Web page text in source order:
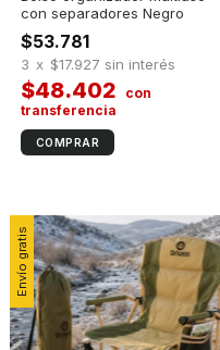
con separadores Negro
$53.781
$48.402
3 x $17.927 sin interés
Envío gratis